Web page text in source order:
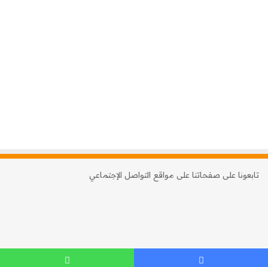
تابعونا على صفحاتنا على مواقع التواصل الإجتماعي